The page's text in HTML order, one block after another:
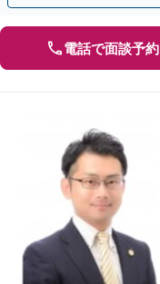
電話で面談予約